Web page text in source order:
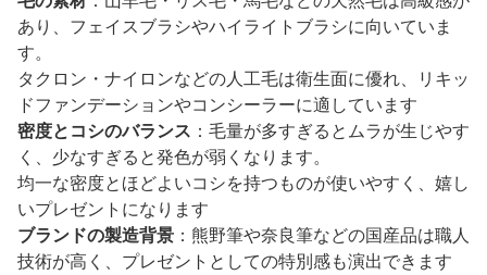
あり、フェイスブラシやハイライトブラシに向いていま
す。
タクロン・ナイロンなどの人工毛は衛生面に優れ、リキッ
ドファンデーションやコンシーラーに適しています
密度とコシのバランス ：毛量が多すぎるとムラが生じやす
く、少なすぎると発色が弱くなります。
均一な密度とほどよいコシを持つものが使いやすく、嬉し
いプレゼントになります
ブランドの製造背景 ：熊野筆や奈良筆などの国産品は職人
技術が高く、プレゼントとしての特別感も演出できます